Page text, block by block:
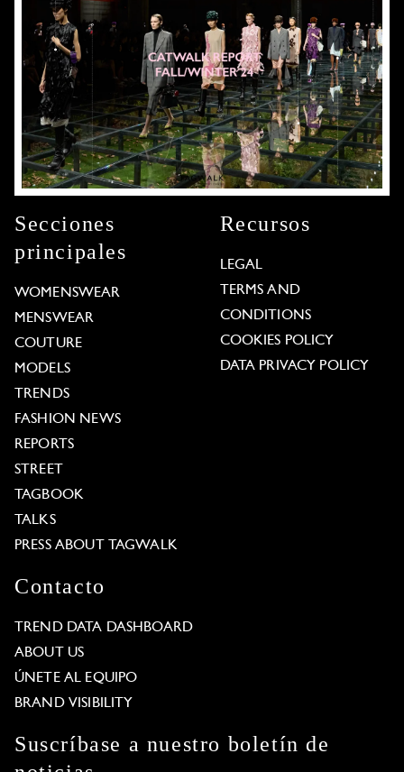
Secciones
principales
WOMENSWEAR
MENSWEAR
COUTURE
MODELS
TRENDS
FASHION NEWS
REPORTS
STREET
TAGBOOK
TALKS
PRESS ABOUT TAGWALK
Recursos
LEGAL
TERMS AND
CONDITIONS
COOKIES POLICY
DATA PRIVACY POLICY
Contacto
TREND DATA DASHBOARD
ABOUT US
ÚNETE AL EQUIPO
BRAND VISIBILITY
Suscríbase a nuestro boletín de